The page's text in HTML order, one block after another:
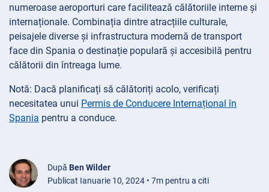
numeroase aeroporturi care facilitează călătoriile interne și
internaționale. Combinația dintre atracțiile culturale,
peisajele diverse și infrastructura modernă de transport
face din Spania o destinație populară și accesibilă pentru
călătorii din întreaga lume.
Notă: Dacă planificați să călătoriți acolo, verificați
necesitatea unui Permis de Conducere Internațional în
Spania pentru a conduce.
După Ben Wilder
Publicat Ianuarie 10, 2024 • 7m pentru a citi